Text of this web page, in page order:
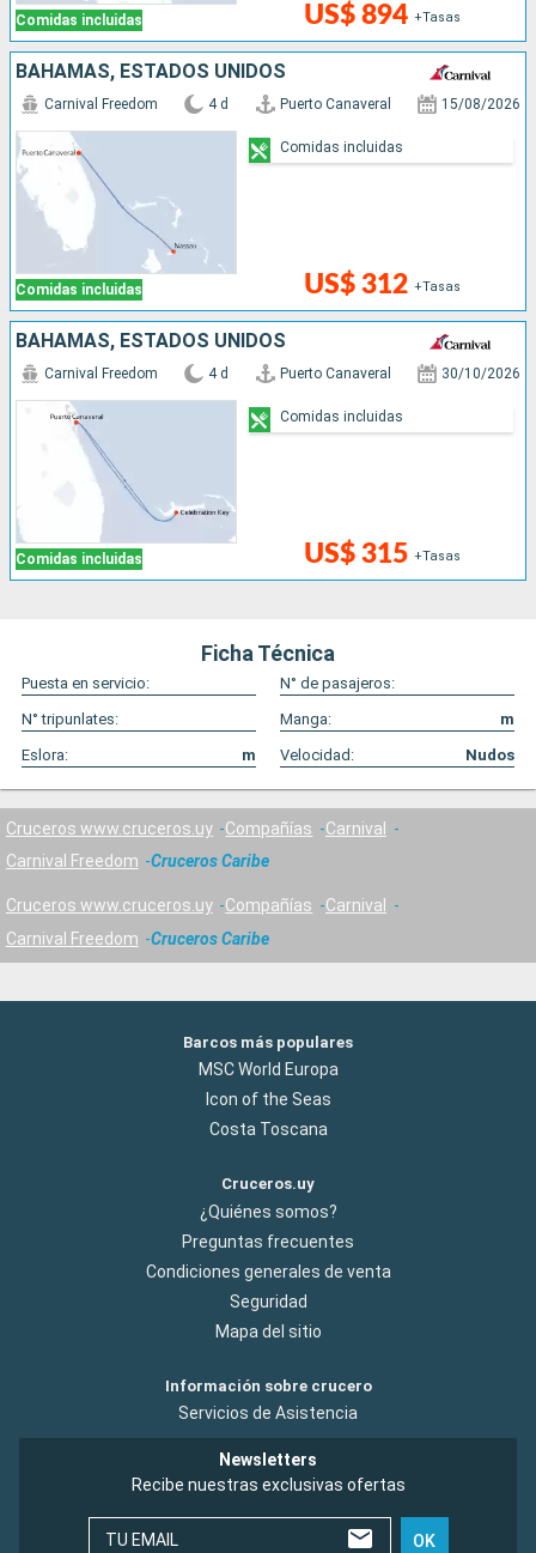
Comidas incluidas US$ 894 +Tasas
BAHAMAS, ESTADOS UNIDOS
Comidas incluidas
Carnival Freedom 4 d Puerto Canaveral 15/08/2026
US$ 312 +Tasas
Comidas incluidas
BAHAMAS, ESTADOS UNIDOS
Comidas incluidas
Carnival Freedom 4 d Puerto Canaveral 30/10/2026
US$ 315 +Tasas
Comidas incluidas
Ficha Técnica
Puesta en servicio:
N° de pasajeros:
N° tripunlates:
Manga:
m
Eslora:
m Velocidad: Nudos
Cruceros www.cruceros.uy Compañías
Carnival
Carnival Freedom
Cruceros Caribe
Cruceros www.cruceros.uy Compañías
Carnival
Carnival Freedom
Cruceros Caribe
Barcos más populares
MSC World Europa
Icon of the Seas
Costa Toscana
Cruceros.uy
¿Quiénes somos?
Preguntas frecuentes
Condiciones generales de venta
Seguridad
Mapa del sitio
Información sobre crucero
Servicios de Asistencia
Newsletters
Recibe nuestras exclusivas ofertas
TU EMAIL OK